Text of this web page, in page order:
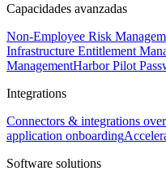
Capacidades avanzadas
Non-Employee Risk
Infrastructure Entitlement
ManagementHarbor Pilot
Integrations
Connectors & integrations
application onboarding
Software solutions